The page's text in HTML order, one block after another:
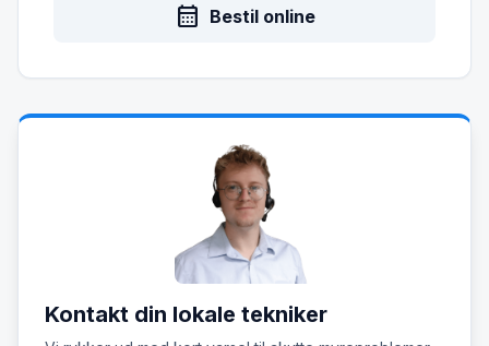
calendar_month Bestil online
Kontakt din lokale tekniker